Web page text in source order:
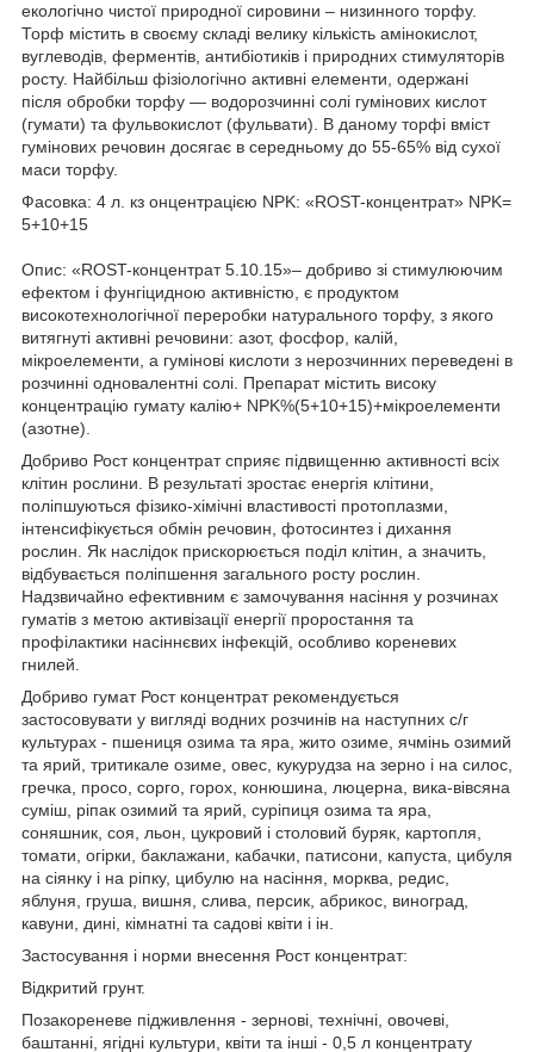
екологічно чистої природної сировини – низинного торфу.
Торф містить в своєму складі велику кількість амінокислот,
вуглеводів, ферментів, антибіотиків і природних стимуляторів
росту. Найбільш фізіологічно активні елементи, одержані
після обробки торфу — водорозчинні солі гумінових кислот
(гумати) та фульвокислот (фульвати). В даному торфі вміст
гумінових речовин досягає в середньому до 55-65% від сухої
маси торфу.
Фасовка: 4 л. кз онцентрацією NPK: «RОST-концентрат» NPK=
5+10+15
Опис: «RОST-концентрат 5.10.15»– добриво зі стимулюючим
ефектом і фунгіцидною активністю, є продуктом
високотехнологічної переробки натурального торфу, з якого
витягнуті активні речовини: азот, фосфор, калій,
мікроелементи, а гумінові кислоти з нерозчинних переведені в
розчинні одновалентні солі. Препарат містить високу
концентрацію гумату калію+ NPK%(5+10+15)+мікроелементи
(азотне).
Добриво Рост концентрат сприяє підвищенню активності всіх
клітин рослини. В результаті зростає енергія клітини,
поліпшуються фізико-хімічні властивості протоплазми,
інтенсифікується обмін речовин, фотосинтез і дихання
рослин. Як наслідок прискорюється поділ клітин, а значить,
відбувається поліпшення загального росту рослин.
Надзвичайно ефективним є замочування насіння у розчинах
гуматів з метою активізації енергії проростання та
профілактики насіннєвих інфекцій, особливо кореневих
гнилей.
Добриво гумат Рост концентрат рекомендується
застосовувати у вигляді водних розчинів на наступних с/г
культурах - пшениця озима та яра, жито озиме, ячмінь озимий
та ярий, тритикале озиме, овес, кукурудза на зерно і на силос,
гречка, просо, сорго, горох, конюшина, люцерна, вика-вівсяна
суміш, ріпак озимий та ярий, суріпиця озима та яра,
соняшник, соя, льон, цукровий і столовий буряк, картопля,
томати, огірки, баклажани, кабачки, патисони, капуста, цибуля
на сіянку і на ріпку, цибулю на насіння, морква, редис,
яблуня, груша, вишня, слива, персик, абрикос, виноград,
кавуни, дині, кімнатні та садові квіти і ін.
Застосування і норми внесення Рост концентрат:
Відкритий грунт.
Позакореневе підживлення - зернові, технічні, овочеві,
баштанні, ягідні культури, квіти та інші - 0,5 л концентрату